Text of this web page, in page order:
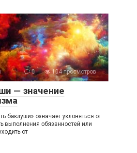
0 104 просмотров
— значение
баклуши» означает уклоняться от
выполнения обязанностей или
от